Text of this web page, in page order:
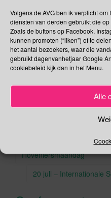
Volgens de AVG ben ik verplicht
diensten van derden gebruikt die
Zoals de buttons op Facebook,
kunnen promoten (“liken”) of te
het aantal bezoekers, waar die
gebruikt dagenvanhetjaar Google
cookiebeleid kijk dan in het Menu.
Alle
Deel dit bericht
F
a
c
e
b
k
T
wi
tt
er
Juli Gedragsbiologie,
18 juli – Internationale
Hoveniersmaandag
20 juli – Internationale